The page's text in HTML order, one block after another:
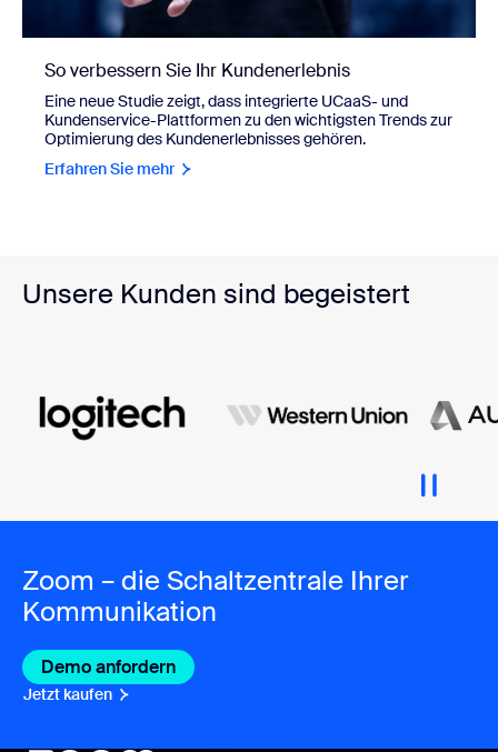
So verbessern Sie Ihr Kundenerlebnis
Eine neue Studie zeigt, dass integrierte UCaaS- und
Kundenservice-Plattformen zu den wichtigsten Trends zur
Optimierung des Kundenerlebnisses gehören.
Erfahren Sie mehr
Unsere Kunden sind begeistert
Zoom – die Schaltzentrale Ihrer
Kommunikation
Demo anfordern
Jetzt kaufen